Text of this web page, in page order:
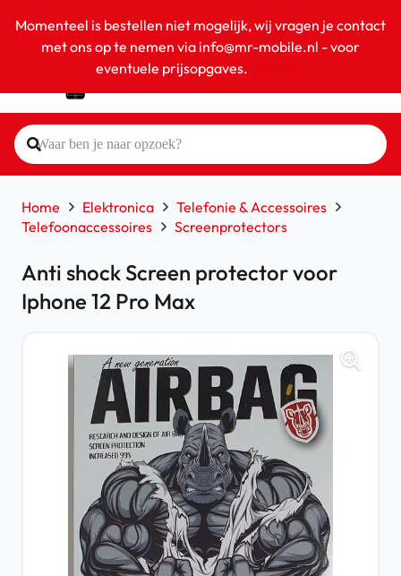
Momenteel is bestellen niet mogelijk, wij vragen je contact
met ons op te nemen via info@mr-mobile.nl - voor
eventuele prijsopgaves.
Home Elektronica
Telefonie & Accessoires
Telefoonaccessoires
Screenprotectors
Anti shock Screen protector voor
Iphone 12 Pro Max